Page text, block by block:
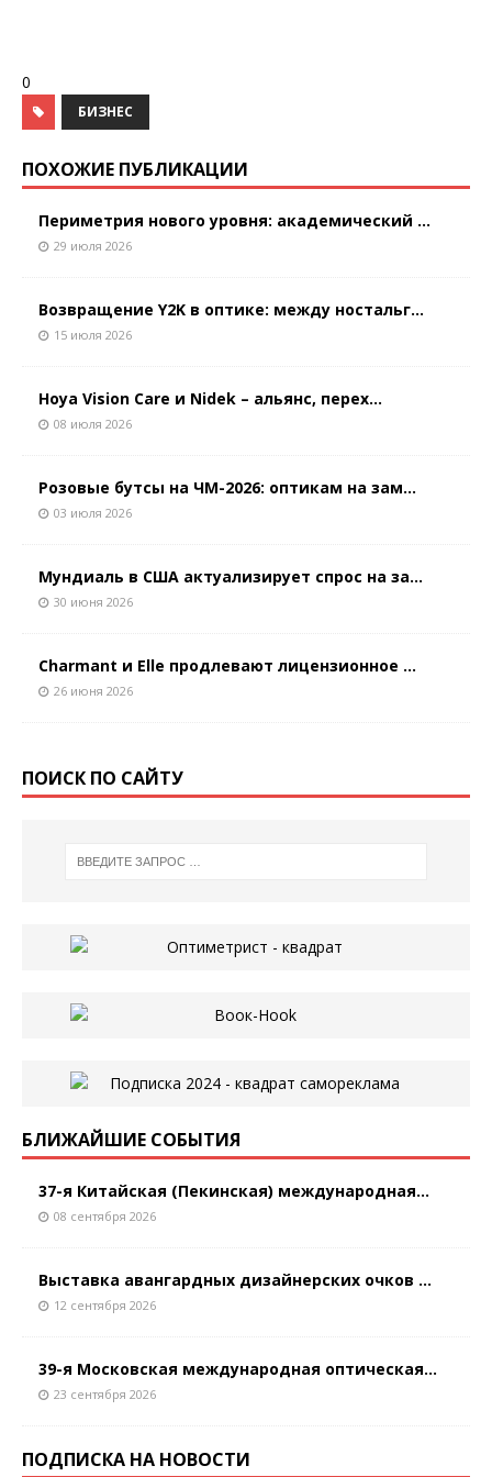
0
БИЗНЕС
ПОХОЖИЕ ПУБЛИКАЦИИ
Периметрия нового уровня: академический ...
29 июля 2026
Возвращение Y2K в оптике: между ностальг...
15 июля 2026
Hoya Vision Care и Nidek – альянс, перех...
08 июля 2026
Розовые бутсы на ЧМ-2026: оптикам на зам...
03 июля 2026
Мундиаль в США актуализирует спрос на за...
30 июня 2026
Charmant и Elle продлевают лицензионное ...
26 июня 2026
ПОИСК ПО САЙТУ
БЛИЖАЙШИЕ СОБЫТИЯ
37-я Китайская (Пекинская) международная...
08 сентября 2026
Выставка авангардных дизайнерских очков ...
12 сентября 2026
39-я Московская международная оптическая...
23 сентября 2026
ПОДПИСКА НА НОВОСТИ